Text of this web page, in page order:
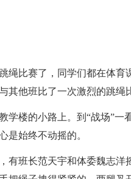
绳比赛了，同学们都在体育
其他班比了一次激烈的跳
学楼的小路上。到“战场”一
是始终不动摇的。
有班长范天宇和体委魏志洋